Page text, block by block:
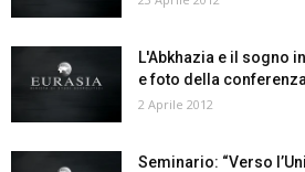
L'Abkhazia e il sogno
e foto della
2 Aprile 2012
Seminario: “Verso